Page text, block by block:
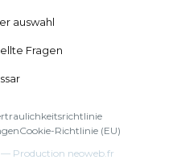
auswahl
Fragen
Cookie-Richtlinie (EU)
— Production neoweb.fr